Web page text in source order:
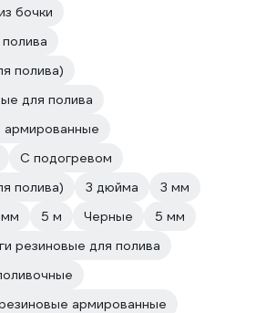
бочки
полива)
для полива
армированные
С подогревом
полива)
3 дюйма
3 мм
5 м Черные
5 мм
резиновые для полива
армированные